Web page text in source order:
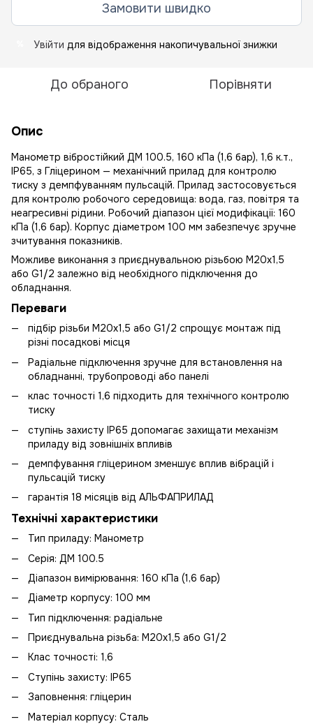
Замовити швидко
Увійти для відображення накопичувальної знижки
До обраного Порівняти
Опис
Манометр вібростійкий ДМ 100.5, 160 кПа (1,6 бар), 1,6 к.т.,
IP65, з Гліцерином — механічний прилад для контролю
тиску з демпфуванням пульсацій. Прилад застосовується
для контролю робочого середовища: вода, газ, повітря та
неагресивні рідини. Робочий діапазон цієї модифікації: 160
кПа (1,6 бар). Корпус діаметром 100 мм забезпечує зручне
зчитування показників.
Можливе виконання з приєднувальною різьбою М20х1,5
або G1/2 залежно від необхідного підключення до
обладнання.
Переваги
підбір різьби М20х1,5 або G1/2 спрощує монтаж під
різні посадкові місця
Радіальне підключення зручне для встановлення на
обладнанні, трубопроводі або панелі
клас точності 1,6 підходить для технічного контролю
тиску
ступінь захисту IP65 допомагає захищати механізм
приладу від зовнішніх впливів
демпфування гліцерином зменшує вплив вібрацій і
пульсацій тиску
гарантія 18 місяців від АЛЬФАПРИЛАД
Технічні характеристики
Тип приладу: Манометр
Серія: ДМ 100.5
Діапазон вимірювання: 160 кПа (1,6 бар)
Діаметр корпусу: 100 мм
Тип підключення: радіальне
Приєднувальна різьба: М20х1,5 або G1/2
Клас точності: 1,6
Ступінь захисту: IP65
Заповнення: гліцерин
Матеріал корпусу: Сталь